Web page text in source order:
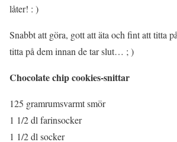
låter! : )
Snabbt att göra, gott att äta och fint att titta
titta på dem innan de tar slut… ; )
Chocolate chip cookies-snittar
125 gramrumsvarmt smör
1 1/2 dl farinsocker
1 1/2 dl socker